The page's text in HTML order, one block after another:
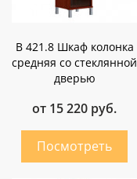
B 421.8 Шкаф колонка
средняя со стеклянной
дверью
от 15 220 руб.